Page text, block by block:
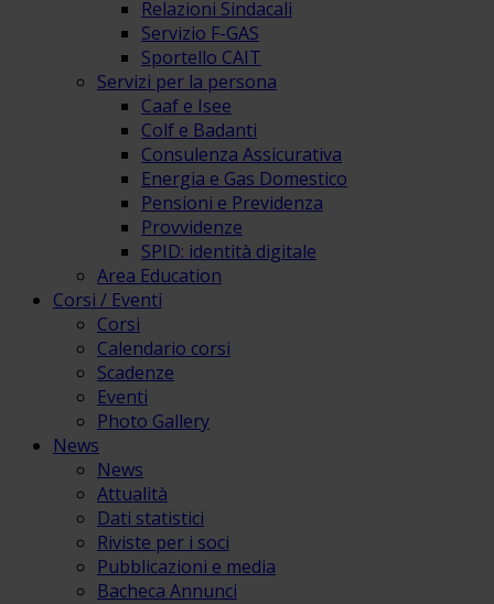
Relazioni Sindacali
Servizio F-GAS
Sportello CAIT
Servizi per la persona
Caaf e Isee
Colf e Badanti
Consulenza Assicurativa
Energia e Gas Domestico
Pensioni e Previdenza
Provvidenze
SPID: identità digitale
Area Education
Corsi / Eventi
Corsi
Calendario corsi
Scadenze
Eventi
Photo Gallery
News
News
Attualità
Dati statistici
Riviste per i soci
Pubblicazioni e media
Bacheca Annunci